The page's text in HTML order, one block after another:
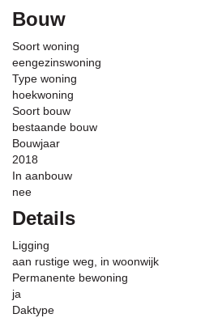
Bouw
Soort woning
eengezinswoning
Type woning
hoekwoning
Soort bouw
bestaande bouw
Bouwjaar
2018
In aanbouw
nee
Details
Ligging
aan rustige weg, in woonwijk
Permanente bewoning
ja
Daktype